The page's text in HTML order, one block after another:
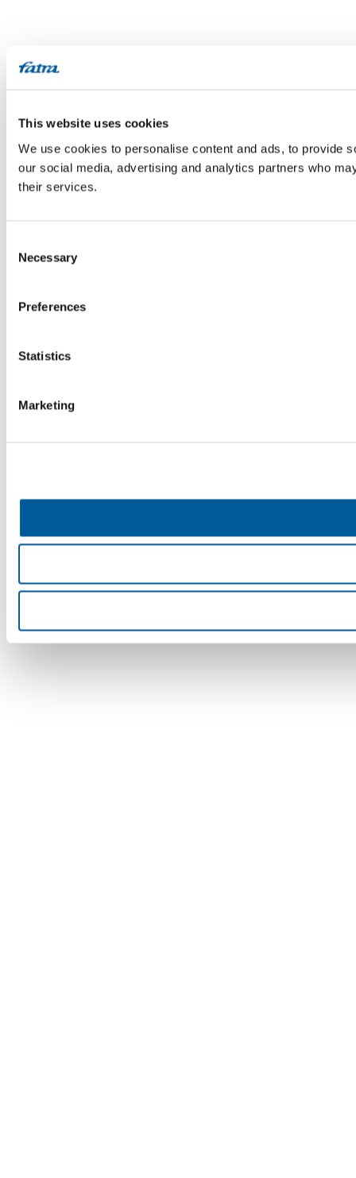
This website uses cookies
We use cookies to personalise content and ads, to provide
our social media, advertising and analytics partners who
their services.
Selection
Necessary
Preferences
Statistics
Marketing